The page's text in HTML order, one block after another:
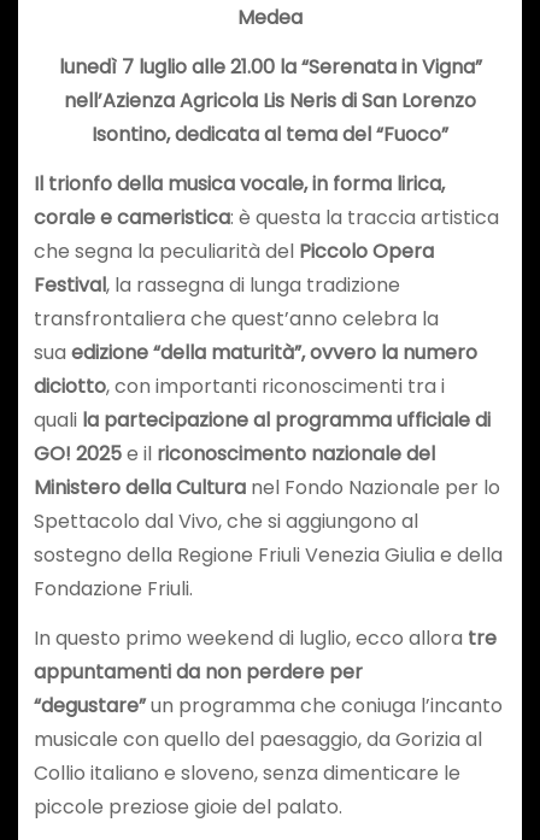
Medea
lunedì 7 luglio alle 21.00 la “Serenata in Vigna”
nell’Azienza Agricola Lis Neris di San Lorenzo
Isontino, dedicata al tema del “Fuoco”
Il trionfo della musica vocale, in forma lirica,
corale e cameristica: è questa la traccia artistica
che segna la peculiarità del Piccolo Opera
Festival, la rassegna di lunga tradizione
transfrontaliera che quest’anno celebra la
sua edizione “della maturità”, ovvero la numero
diciotto, con importanti riconoscimenti tra i
quali la partecipazione al programma ufficiale di
GO! 2025e il riconoscimento nazionale del
Ministero della Culturanel Fondo Nazionale per lo
Spettacolo dal Vivo, che si aggiungono al
sostegno della Regione Friuli Venezia Giulia e della
Fondazione Friuli.
In questo primo weekend di luglio, ecco allora tre
appuntamenti da non perdere per
“degustare”un programma che coniuga l’incanto
musicale con quello del paesaggio, da Gorizia al
Collio italiano e sloveno, senza dimenticare le
piccole preziose gioie del palato.